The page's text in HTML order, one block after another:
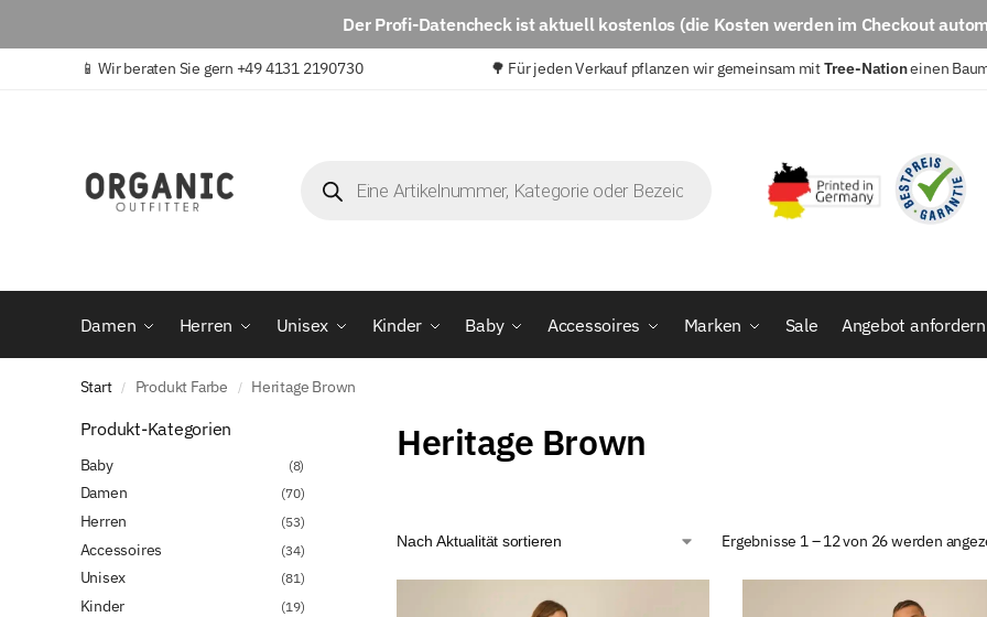
Der Profi-Datencheckist aktuell kostenlos (die Kosten werden im Checkout
📱Wir beraten Sie gern +49 4131 2190730 🌳 Für jeden Verkauf pflanzen wir gemeinsam mitTree-Nationeinen
Damen Herren Unisex Kinder Baby Accessoires Marken Sale Angebot anfordern
Start / Produkt Farbe / Heritage Brown
Heritage Brown
Ergebnisse 1 – 12 von 26 werden
Produkt-Kategorien
Baby (8)
Damen (70)
Herren (53)
Accessoires (34)
Unisex (81)
Kinder (19)